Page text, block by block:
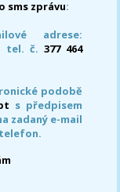
sms zprávu:
adrese:
tel. č. 377 464
podobě
s předpisem
zadaný e-mail